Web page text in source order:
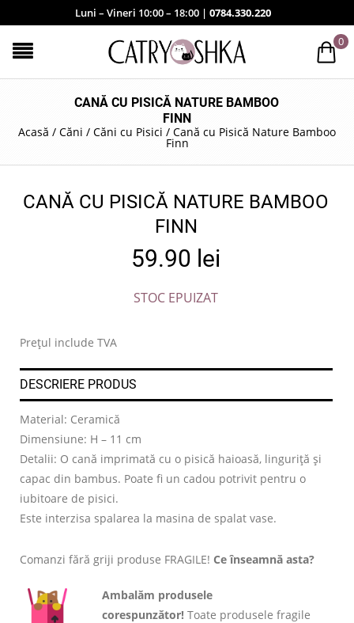
Luni – Vineri 10:00 – 18:00 | 0784.330.220
0
CANĂ CU PISICĂ NATURE BAMBOO
FINN
Acasă / Căni / Căni cu Pisici / Cană cu Pisică Nature Bamboo
Finn
CANĂ CU PISICĂ NATURE BAMBOO
FINN
59.90 lei
STOC EPUIZAT
Prețul include TVA
DESCRIERE PRODUS
Material: Ceramică
Dimensiune: H – 11 cm
Detalii: O cană imprimată cu o pisică haioasă, linguriță și
capac din bambus. Poate fi un cadou potrivit pentru o
iubitoare de pisici.
Este interzisa spalarea la masina de spalat vase.
Comanzi fără griji produse FRAGILE! Ce înseamnă asta?
Ambalăm produsele
corespunzător! Toate produsele fragile